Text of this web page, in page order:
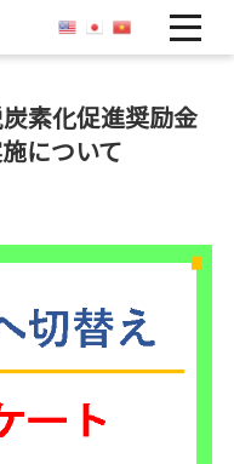
素化促進奨励金
について